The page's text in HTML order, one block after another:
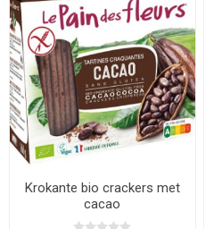
Krokante bio crackers met
cacao